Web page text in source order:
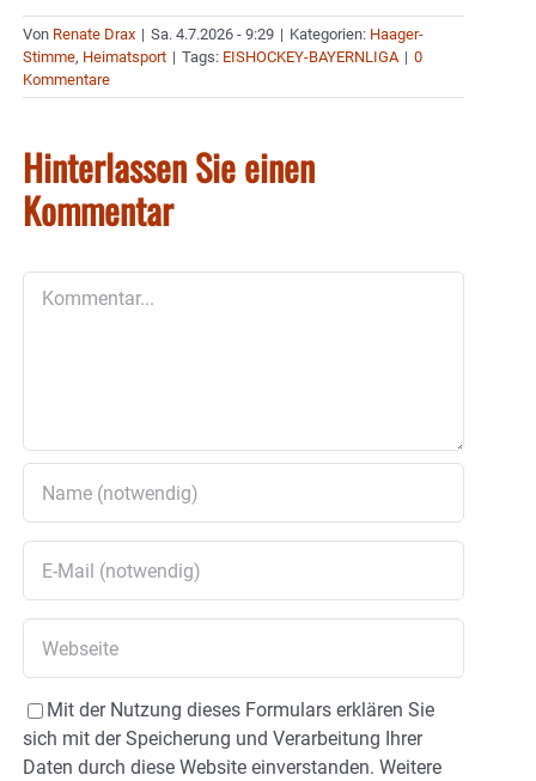
Von Renate Drax | Sa. 4.7.2026 - 9:29 | Kategorien: Haager-
Stimme, Heimatsport | Tags: EISHOCKEY-BAYERNLIGA | 0
Kommentare
Hinterlassen Sie einen
Kommentar
Mit der Nutzung dieses Formulars erklären Sie
sich mit der Speicherung und Verarbeitung Ihrer
Daten durch diese Website einverstanden. Weitere